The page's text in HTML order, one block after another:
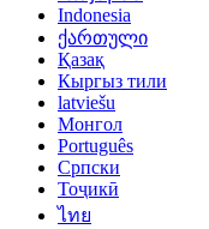
Indonesia
ქართული
Қазақ
Кыргыз тили
latviešu
Монгол
Português
Српски
Тоҷикӣ
ไทย